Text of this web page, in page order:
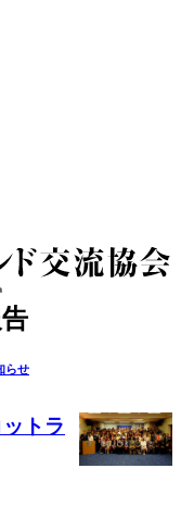
らせ
トラ